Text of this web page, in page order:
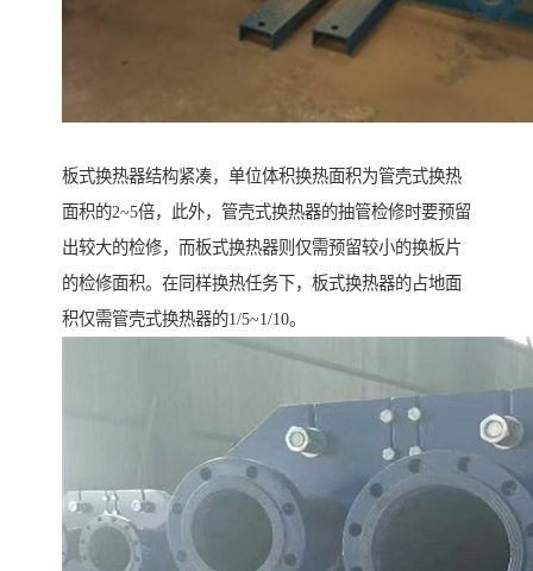
板式换热器结构紧凑，单位体积换热面积为管壳式换热
面积的2~5倍，此外，管壳式换热器的抽管检修时要预留
出较大的检修，而板式换热器则仅需预留较小的换板片
的检修面积。在同样换热任务下，板式换热器的占地面
积仅需管壳式换热器的1/5~1/10。